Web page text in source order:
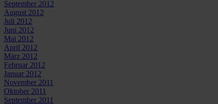
September 2012
August 2012
Juli 2012
Juni 2012
Mai 2012
April 2012
März 2012
Februar 2012
Januar 2012
November 2011
Oktober 2011
September 2011